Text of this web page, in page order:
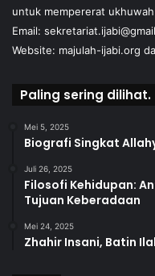
untuk mempererat
Email:
Website: majulah-ijabi.org
Paling sering dilihat.
Mei 5, 2025
Biografi Singkat
Juli 26, 2025
Filosofi Kehidupan:
Tujuan Keberadaan
Mei 24, 2025
Zhahir Insani, Batin